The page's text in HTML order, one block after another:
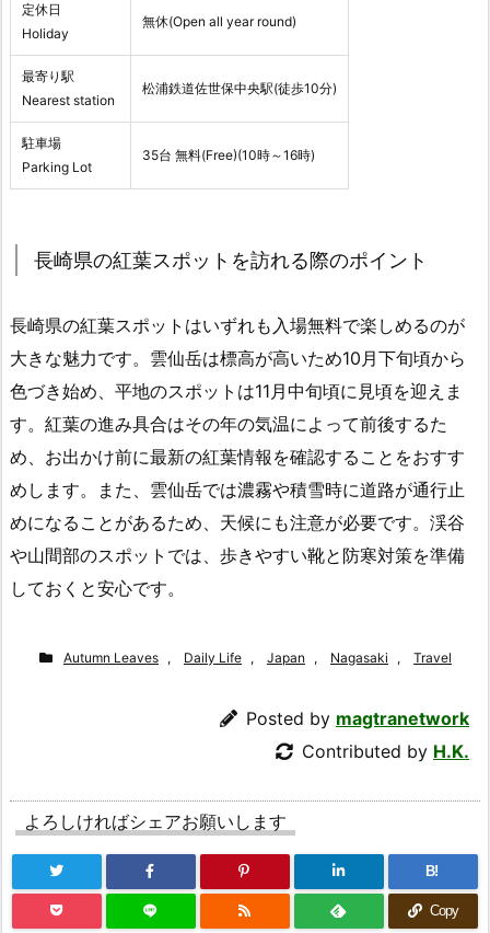
定休日
Holiday
無休(Open all year round)
最寄り駅
Nearest station
松浦鉄道佐世保中央駅(徒歩10分)
駐車場
Parking Lot
35台 無料(Free)(10時～16時)
長崎県の紅葉スポットを訪れる際のポイント
長崎県の紅葉スポットはいずれも入場無料で楽しめるのが
大きな魅力です。雲仙岳は標高が高いため10月下旬頃から
色づき始め、平地のスポットは11月中旬頃に見頃を迎えま
す。紅葉の進み具合はその年の気温によって前後するた
め、お出かけ前に最新の紅葉情報を確認することをおすす
めします。また、雲仙岳では濃霧や積雪時に道路が通行止
めになることがあるため、天候にも注意が必要です。渓谷
や山間部のスポットでは、歩きやすい靴と防寒対策を準備
しておくと安心です。
Autumn Leaves , Daily Life , Japan , Nagasaki , Travel
Posted by magtranetwork
Contributed by H.K.
よろしければシェアお願いします
B!
Copy